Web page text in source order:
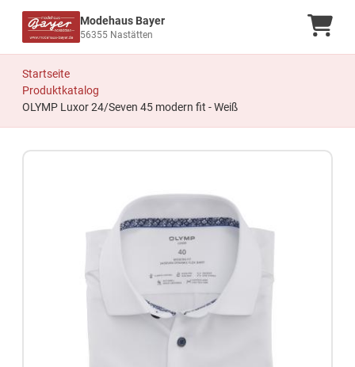
Modehaus Bayer
56355 Nastätten
Startseite
Produktkatalog
OLYMP Luxor 24/Seven 45 modern fit - Weiß